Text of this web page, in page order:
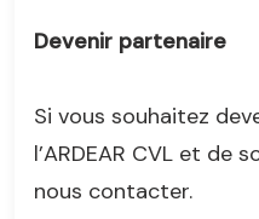
Devenir partenaire
Si vous souhaitez
l’ARDEAR CVL et de
nous contacter.